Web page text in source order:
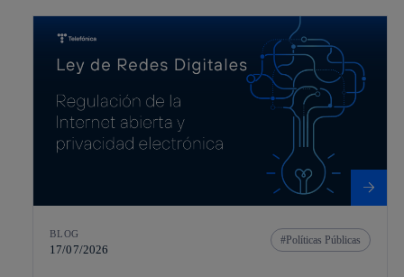
BLOG
17/07/2026
Políticas Públicas